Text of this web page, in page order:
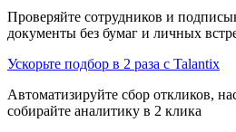
Проверяйте сотрудников и
документы без бумаг и личных
Ускорьте подбор в 2 раза с Talantix
Автоматизируйте сбор откликов,
собирайте аналитику в 2 клика